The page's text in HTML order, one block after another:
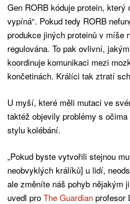
Gen RORB kóduje protein, který
vypíná“. Pokud tedy RORB
produkce jiných proteinů v míše
regulována. To pak ovlivní,
koordinuje komunikaci mezi
končetinách. Králíci tak ztratí
U myší, které měli mutaci ve
taktéž objevily problémy s
stylu kolébání.
„Pokud byste vytvořili stejnou
neobvyklých králíků] u lidí,
ale změníte náš pohyb nějakým
uvedl pro The Guardian profesor